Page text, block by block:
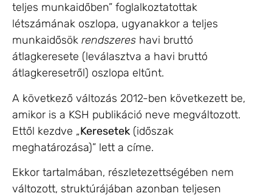
teljes munkaidőben” foglalkoztatottak
létszámának oszlopa, ugyanakkor a teljes
munkaidősök rendszeres havi bruttó
átlagkeresete (leválasztva a havi bruttó
átlagkeresetről) oszlopa eltűnt.
A következő változás 2012-ben következett be,
amikor is a KSH publikáció neve megváltozott.
Ettől kezdve „Keresetek (időszak
meghatározása)” lett a címe.
Ekkor tartalmában, részletezettségében nem
változott, struktúrájában azonban teljesen